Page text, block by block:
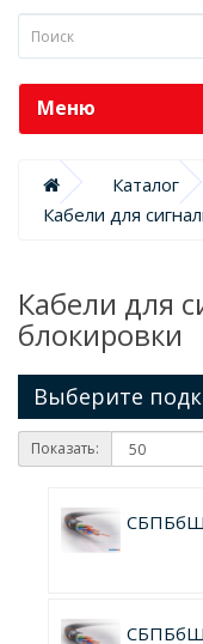
Меню
Каталог
Кабели для
Кабели для
блокировки
Выберите
Показать: